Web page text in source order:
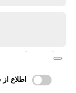
اطلاع